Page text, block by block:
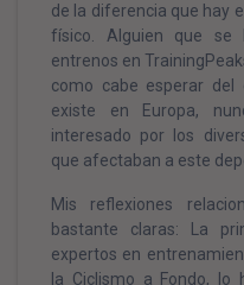
de la diferencia que hay
físico. Alguien que se
entrenos en
como cabe esperar del
existe en Europa,
interesado por los
que afectaban a este
Mis reflexiones
bastante claras: La
expertos en
la Ciclismo a Fondo, lo